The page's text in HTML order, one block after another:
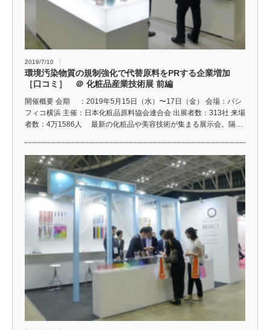
2019/7/10
環境汚染物質の規制強化で代替原料をPRする企業増加
［口コミ］ ＠ 化粧品産業技術展 前編
開催概要 会期 ：2019年5月15日（水）〜17日（金） 会場：パシ
フィコ横浜 主催：日本化粧品原料協会連合会 出展者数：313社 来場
者数：4万1586人 最新の化粧品や美容技術が集まる展示会。隔…